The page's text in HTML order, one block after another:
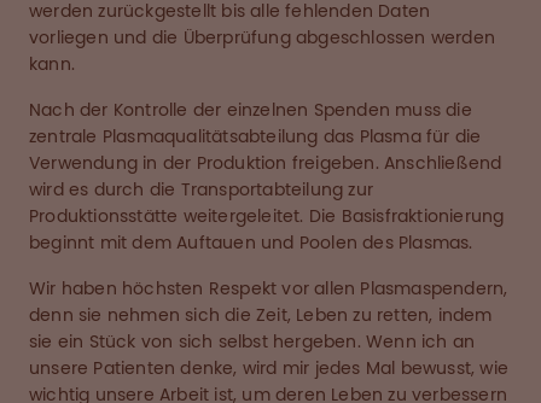
werden zurückgestellt bis alle fehlenden Daten
vorliegen und die Überprüfung abgeschlossen werden
kann.
Nach der Kontrolle der einzelnen Spenden muss die
zentrale Plasmaqualitätsabteilung das Plasma für die
Verwendung in der Produktion freigeben. Anschließend
wird es durch die Transportabteilung zur
Produktionsstätte weitergeleitet. Die Basisfraktionierung
beginnt mit dem Auftauen und Poolen des Plasmas.
Wir haben höchsten Respekt vor allen Plasmaspendern,
denn sie nehmen sich die Zeit, Leben zu retten, indem
sie ein Stück von sich selbst hergeben. Wenn ich an
unsere Patienten denke, wird mir jedes Mal bewusst, wie
wichtig unsere Arbeit ist, um deren Leben zu verbessern